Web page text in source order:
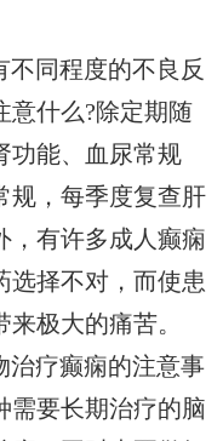
不同程度的不良反
意什么?除定期随
功能、血尿常规
规，每季度复查肝
，有许多成人癫痫
选择不对，而使患
极大的痛苦。
治疗癫痫的注意事
需要长期治疗的脑